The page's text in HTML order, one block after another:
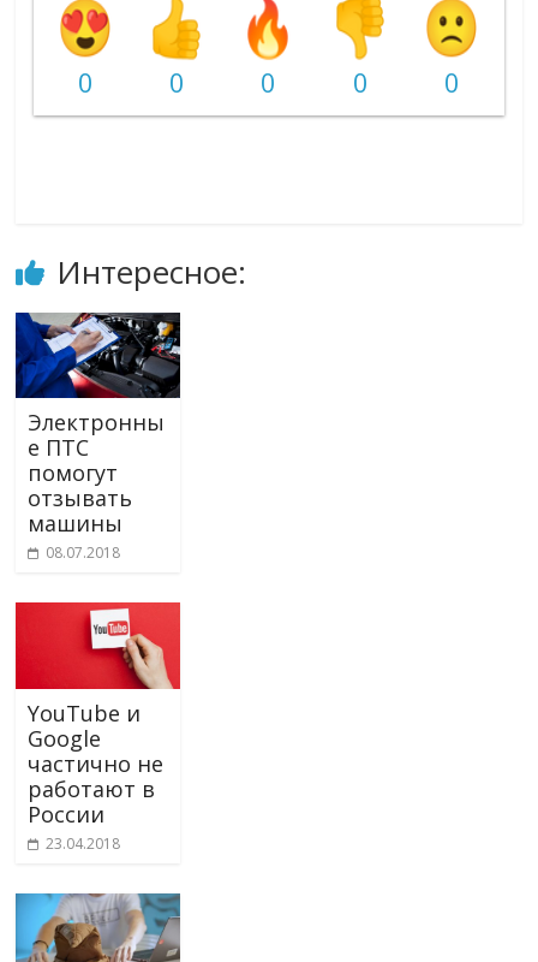
0 0 0 0 0
Интересное:
Электронны
е ПТС
помогут
отзывать
машины
08.07.2018
YouTube и
Google
частично не
работают в
России
23.04.2018